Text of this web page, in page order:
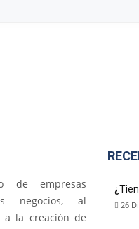
de empresas
negocios, al
a la creación de
26